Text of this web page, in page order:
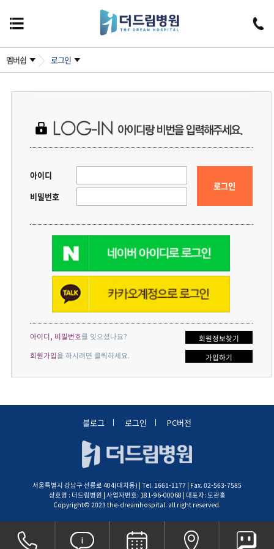
멤버쉽 로그인
아이디
비밀번호
로그인
아이디, 비밀번호를 잊으셨나요?
회원정보찾기
회원가입을 하시려면 클릭하세요. 가입하기
블로그 로그인 PC버전
서울특별시 강남구 선릉로 404(대치동) | Tel. 1661-1177 | Fax. 02-563-7585
상호명 : 더드림병원 | 사업자번호: 181-96-00068 | 대표자: 도관홍
Copyright© 2023 the-dreamhospital. all right reserved.